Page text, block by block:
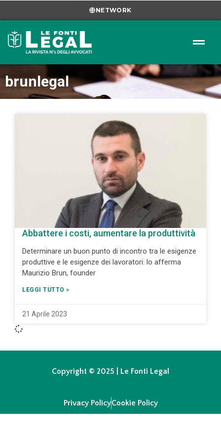
NETWORK
brunlegal
Abbattere i costi, aumentare la produttività
Determinare un buon punto di incontro tra le esigenze
produttive e le esigenze dei lavoratori: lo afferma
Maurizio Brun, founder
LEGGI TUTTO »
21 Aprile 2023
Copyright © 2025 | Le Fonti Legal
Privacy PolicyCookie Policy